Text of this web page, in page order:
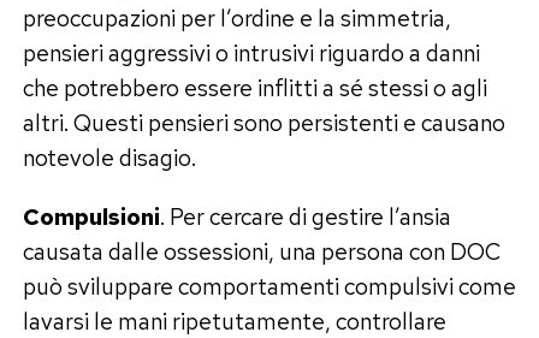
preoccupazioni per l’ordine e la simmetria,
pensieri aggressivi o intrusivi riguardo a danni
che potrebbero essere inflitti a sé stessi o agli
altri. Questi pensieri sono persistenti e causano
notevole disagio.
Compulsioni. Per cercare di gestire l’ansia
causata dalle ossessioni, una persona con DOC
può sviluppare comportamenti compulsivi come
lavarsi le mani ripetutamente, controllare